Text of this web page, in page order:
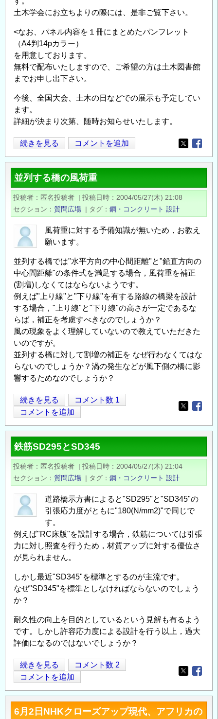
土木学会にお立ちよりの際には、是非ご覧下さい。
<なお、パネル内容を１冊にまとめたパンフレット
（A4判14pカラー）
を用意しております。
無料で配布いたしますので、ご希望の方は土木図書館
までお申し出下さい。
今後、全国大会、土木の日などでの展示も予定してい
ます。
詳細が決まり次第、随時お知らせいたします。
古
市
公
威
生
150
年
記
企
画
（パ
ネ
ル）
展
開
催
の
続きを見る コメントを追加
Opens in
並列する橋の風荷重
投稿者 匿名投稿者 | 投稿日時
2004/05/27(木) 21:08
セクション
質問広場 | タグ 鋼・コンクリート 設計
風荷重に対する予備知識が無いため，お教え
願います。
並列する橋では"水平方向の中心間距離"と"鉛直方向の
中心間距離"の条件式を満足する場合，風荷重を補正
(割増)しなくてはならないようです。
例えば"上り線"と"下り線"を有する路線の橋梁を設計
する場合，"上り線"と"下り線"の高さが一定であるな
らば，補正を考慮すべきなのでしょうか？
風の現象をよく理解していないので教えていただきた
いのですが。
並列する橋に対して割増の補正を なぜ行わなくてはな
らないのでしょうか？渦の発生などが風下側の橋に影
響するためなのでしょうか？
並
列
す
る
橋
の
荷
重
の
続きを見る
コメント数 1
コメントを追加
Opens in
鉄筋SD295とSD345
投稿者 匿名投稿者 | 投稿日時
2004/05/27(木) 21:04
セクション
質問広場 | タグ 鋼・コンクリート 設計
道路橋示方書によると"SD295"と"SD345"の
引張応力度がともに"180(N/mm2)"で同じで
す。
例えば"RC床版"を設計する場合，鉄筋については引張
力に対し照査を行うため，材質アップに対する優位さ
が見られません。
しかし最近"SD345"を標準とするのが主流です。
なぜ"SD345"を標準としなければならないのでしょう
か？
耐久性の向上を目的としているという見解も有るよう
です。しかし許容応力度による設計を行う以上，過大
評価になるのではないでしょうか？
鉄
筋
SD295
と
SD345
続きを見る
コメント数 2
コメントを追加
Opens in
6月2日NHKクローズアップ現代、アフリカの